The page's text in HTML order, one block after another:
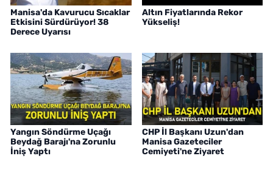
Manisa'da Kavurucu Sıcaklar
Etkisini Sürdürüyor! 38
Derece Uyarısı
Altın Fiyatlarında Rekor
Yükseliş!
Yangın Söndürme Uçağı
Beydağ Barajı'na Zorunlu
İniş Yaptı
CHP İl Başkanı Uzun'dan
Manisa Gazeteciler
Cemiyeti'ne Ziyaret